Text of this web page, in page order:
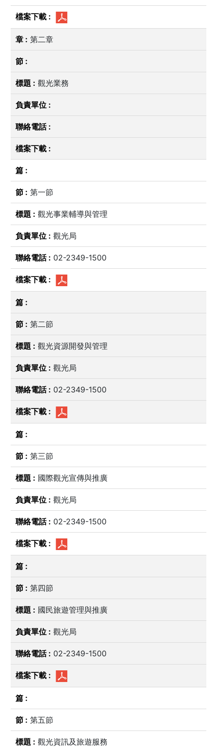
第二章
觀光業務
第一節
觀光事業輔導與管理
觀光局
02-2349-1500
第二節
觀光資源開發與管理
觀光局
02-2349-1500
第三節
國際觀光宣傳與推廣
觀光局
02-2349-1500
第四節
國民旅遊管理與推廣
觀光局
02-2349-1500
第五節
觀光資訊及旅遊服務